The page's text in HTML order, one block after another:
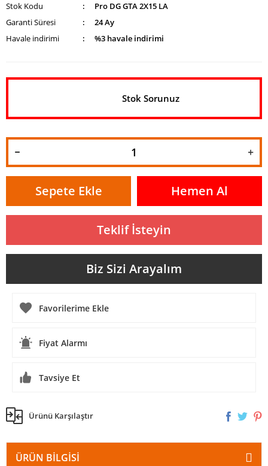
Stok Kodu
Pro DG GTA 2X15 LA
Garanti Süresi
24 Ay
Havale indirimi
%3 havale indirimi
Stok Sorunuz
Sepete Ekle Hemen Al
Teklif İsteyin
Biz Sizi Arayalım
Fiyat Alarmı
Tavsiye Et
Ürünü Karşılaştır
ÜRÜN BILGISI